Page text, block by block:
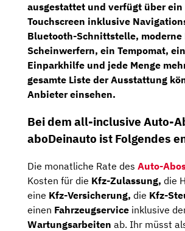
ausgestattet und verfügt über ein
Touchscreen inklusive
Bluetooth-Schnittstelle, moderne
Scheinwerfern, ein Tempomat,
Einparkhilfe und jede Menge
gesamte Liste der Ausstattung
Anbieter einsehen.
Bei dem all-inclusive Auto-
aboDeinauto ist Folgendes
Die monatliche Rate des Auto-
Kosten für die Kfz-Zulassung, die
eine Kfz-Versicherung, die Kfz-
einen Fahrzeugservice inklusive
Wartungsarbeiten ab. Ihr müsst